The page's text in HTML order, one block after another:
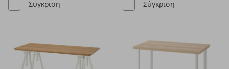
Σύγκριση Σύγκριση